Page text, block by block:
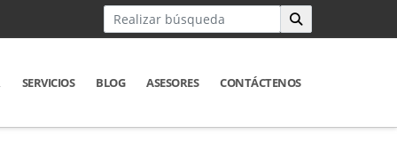
SERVICIOS BLOG ASESORES CONTÁCTENOS